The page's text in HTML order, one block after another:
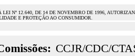
LEI Nº 12.640, DE 14 DE NOVEMBRO DE 1996,
E PROTEÇÃO AO CONSUMIDOR.
CCJR/CDC/